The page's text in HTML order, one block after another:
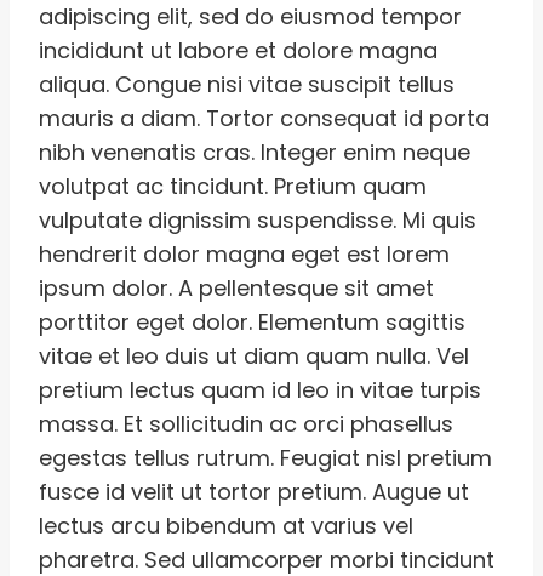
adipiscing elit, sed do eiusmod tempor
incididunt ut labore et dolore magna
aliqua. Congue nisi vitae suscipit tellus
mauris a diam. Tortor consequat id porta
nibh venenatis cras. Integer enim neque
volutpat ac tincidunt. Pretium quam
vulputate dignissim suspendisse. Mi quis
hendrerit dolor magna eget est lorem
ipsum dolor. A pellentesque sit amet
porttitor eget dolor. Elementum sagittis
vitae et leo duis ut diam quam nulla. Vel
pretium lectus quam id leo in vitae turpis
massa. Et sollicitudin ac orci phasellus
egestas tellus rutrum. Feugiat nisl pretium
fusce id velit ut tortor pretium. Augue ut
lectus arcu bibendum at varius vel
pharetra. Sed ullamcorper morbi tincidunt